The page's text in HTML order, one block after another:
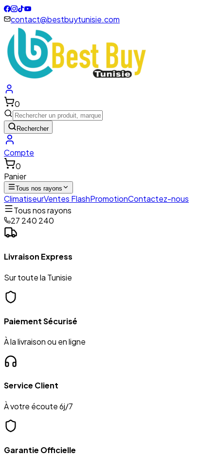
contact@bestbuytunisie.com
0
Rechercher
Compte
0
Panier
Tous nos rayons
ClimatiseurVentes FlashPromotionContactez-nous
Tous nos rayons
27 240 240
Livraison Express
Sur toute la Tunisie
Paiement Sécurisé
À la livraison ou en ligne
Service Client
À votre écoute 6j/7
Garantie Officielle